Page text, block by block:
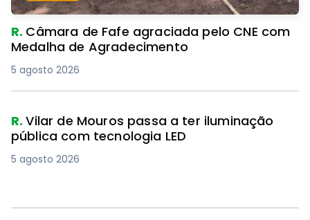
R. Câmara de Fafe agraciada pelo CNE com
Medalha de Agradecimento
5 agosto 2026
R.Vilar de Mouros passa a ter iluminação
pública com tecnologia LED
5 agosto 2026